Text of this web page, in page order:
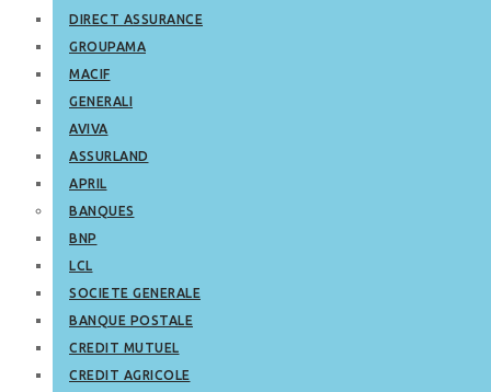
DIRECT ASSURANCE
GROUPAMA
MACIF
GENERALI
AVIVA
ASSURLAND
APRIL
BANQUES
BNP
LCL
SOCIETE GENERALE
BANQUE POSTALE
CREDIT MUTUEL
CREDIT AGRICOLE